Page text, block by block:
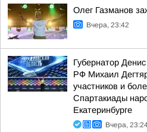
Олег Газманов
Вчера, 23:42
Губернатор
РФ Михаил
участников и
Спартакиады
Екатеринбурге
Вчера,